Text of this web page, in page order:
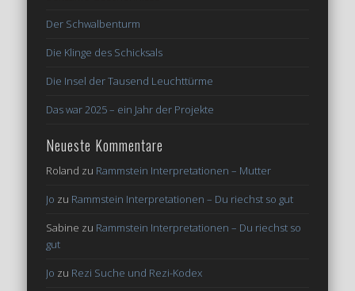
Der Schwalbenturm
Die Klinge des Schicksals
Die Insel der Tausend Leuchttürme
Das war 2025 – ein Jahr der Projekte
Neueste Kommentare
Roland zu Rammstein Interpretationen – Mutter
Jo zu Rammstein Interpretationen – Du riechst so gut
Sabine zu Rammstein Interpretationen – Du riechst so
gut
Jo zu Rezi Suche und Rezi-Kodex